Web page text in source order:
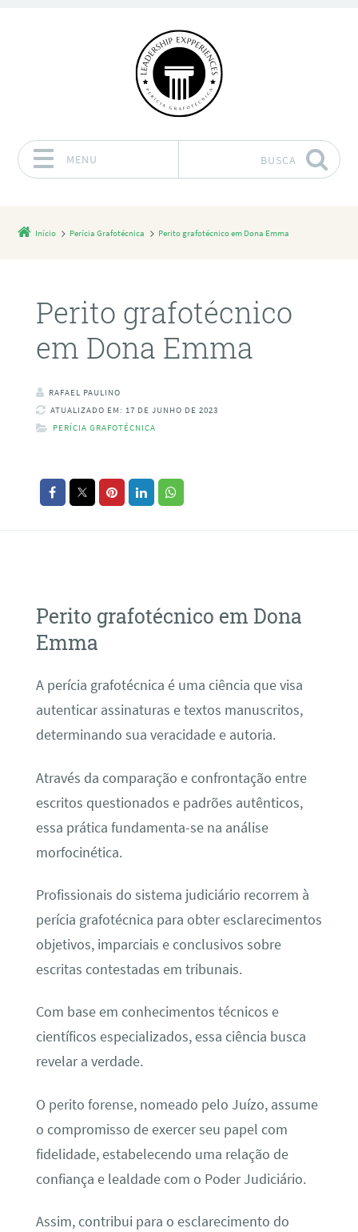
MENU BUSCA
Início Perícia Grafotécnica Perito grafotécnico em Dona Emma
Perito grafotécnico
em Dona Emma
RAFAEL PAULINO
ATUALIZADO EM: 17 DE JUNHO DE 2023
PERÍCIA GRAFOTÉCNICA
Perito grafotécnico em Dona
Emma
A perícia grafotécnica é uma ciência que visa
autenticar assinaturas e textos manuscritos,
determinando sua veracidade e autoria.
Através da comparação e confrontação entre
escritos questionados e padrões autênticos,
essa prática fundamenta-se na análise
morfocinética.
Profissionais do sistema judiciário recorrem à
perícia grafotécnica para obter esclarecimentos
objetivos, imparciais e conclusivos sobre
escritas contestadas em tribunais.
Com base em conhecimentos técnicos e
científicos especializados, essa ciência busca
revelar a verdade.
O perito forense, nomeado pelo Juízo, assume
o compromisso de exercer seu papel com
fidelidade, estabelecendo uma relação de
confiança e lealdade com o Poder Judiciário.
Assim, contribui para o esclarecimento do